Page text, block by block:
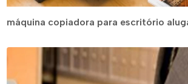
máquina copiadora para escritório